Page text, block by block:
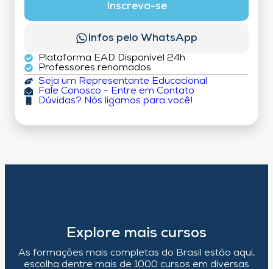
Inscreva-se
Infos pelo WhatsApp
Plataforma EAD Disponível 24h
Professores renomados
Seja um Representante Educacional
Fale Conosco - Entre em Contato
Dúvidas? Nós ligamos para você!
Explore mais cursos
As formações mais completas do Brasil estão aqui,
escolha dentre mais de 1000 cursos em diversas